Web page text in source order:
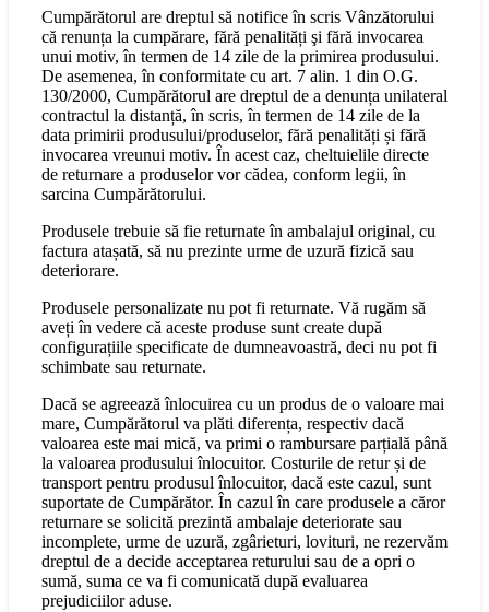
Cumpărătorul are dreptul să notifice în scris Vânzătorului
că renunța la cumpărare, fără penalități şi fără invocarea
unui motiv, în termen de 14 zile de la primirea produsului.
De asemenea, în conformitate cu art. 7 alin. 1 din O.G.
130/2000, Cumpărătorul are dreptul de a denunța unilateral
contractul la distanță, în scris, în termen de 14 zile de la
data primirii produsului/produselor, fără penalități și fără
invocarea vreunui motiv. În acest caz, cheltuielile directe
de returnare a produselor vor cădea, conform legii, în
sarcina Cumpărătorului.
Produsele trebuie să fie returnate în ambalajul original, cu
factura atașată, să nu prezinte urme de uzură fizică sau
deteriorare.
Produsele personalizate nu pot fi returnate. Vă rugăm să
aveți în vedere că aceste produse sunt create după
configurațiile specificate de dumneavoastră, deci nu pot fi
schimbate sau returnate.
Dacă se agreează înlocuirea cu un produs de o valoare mai
mare, Cumpărătorul va plăti diferența, respectiv dacă
valoarea este mai mică, va primi o rambursare parțială până
la valoarea produsului înlocuitor. Costurile de retur și de
transport pentru produsul înlocuitor, dacă este cazul, sunt
suportate de Cumpărător. În cazul în care produsele a căror
returnare se solicită prezintă ambalaje deteriorate sau
incomplete, urme de uzură, zgârieturi, lovituri, ne rezervăm
dreptul de a decide acceptarea returului sau de a opri o
sumă, suma ce va fi comunicată după evaluarea
prejudiciilor aduse.